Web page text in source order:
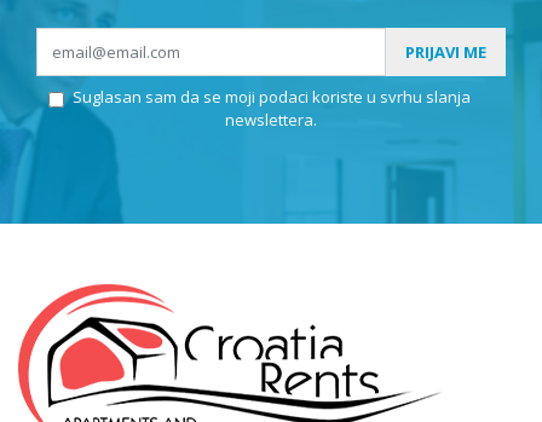
PRIJAVI ME
Suglasan sam da se moji podaci koriste u svrhu slanja
newslettera.